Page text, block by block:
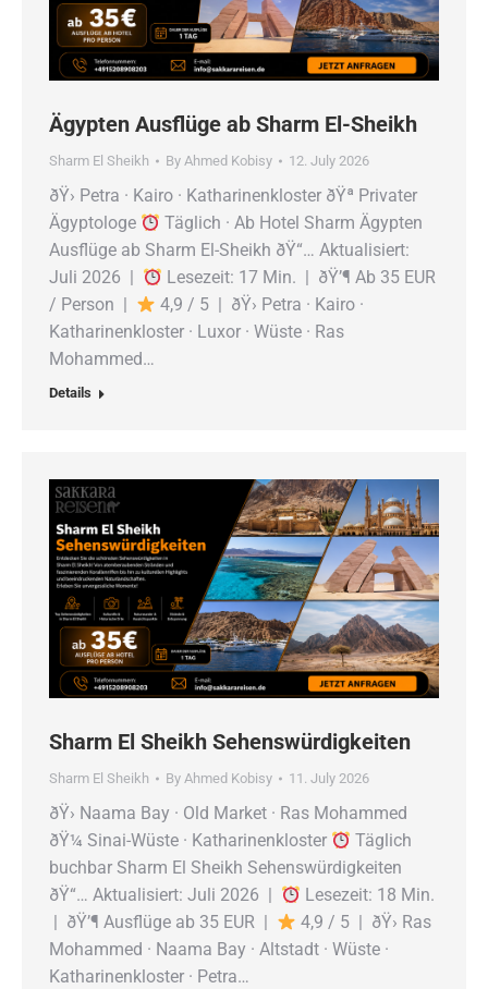
Ägypten Ausflüge ab Sharm El-Sheikh
Sharm El Sheikh By Ahmed Kobisy 12. July 2026
ðŸ› Petra · Kairo · Katharinenkloster ðŸª Privater
Ägyptologe
Täglich · Ab Hotel Sharm Ägypten
Ausflüge ab Sharm El-Sheikh ðŸ“… Aktualisiert:
Juli 2026 |
Lesezeit: 17 Min. | ðŸ’¶ Ab 35 EUR
/ Person |
4,9 / 5 | ðŸ› Petra · Kairo ·
Katharinenkloster · Luxor · Wüste · Ras
Mohammed…
Details
Sharm El Sheikh Sehenswürdigkeiten
Sharm El Sheikh By Ahmed Kobisy 11. July 2026
ðŸ› Naama Bay · Old Market · Ras Mohammed
ðŸ¼ Sinai-Wüste · Katharinenkloster
Täglich
buchbar Sharm El Sheikh Sehenswürdigkeiten
ðŸ“… Aktualisiert: Juli 2026 |
Lesezeit: 18 Min.
| ðŸ’¶ Ausflüge ab 35 EUR |
4,9 / 5 | ðŸ› Ras
Mohammed · Naama Bay · Altstadt · Wüste ·
Katharinenkloster · Petra…